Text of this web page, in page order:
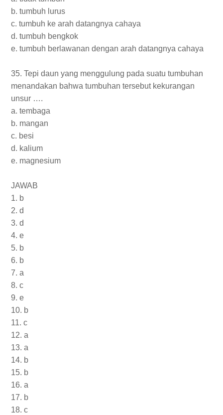
b. tumbuh lurus
c. tumbuh ke arah datangnya cahaya
d. tumbuh bengkok
e. tumbuh berlawanan dengan arah datangnya cahaya
35. Tepi daun yang menggulung pada suatu tumbuhan
menandakan bahwa tumbuhan tersebut kekurangan
unsur ….
a. tembaga
b. mangan
c. besi
d. kalium
e. magnesium
JAWAB
1. b
2. d
3. d
4. e
5. b
6. b
7. a
8. c
9. e
10. b
11. c
12. a
13. a
14. b
15. b
16. a
17. b
18. c